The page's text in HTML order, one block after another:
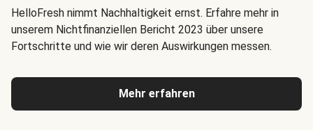
HelloFresh nimmt Nachhaltigkeit ernst. Erfahre mehr in
unserem Nichtfinanziellen Bericht 2023 über unsere
Fortschritte und wie wir deren Auswirkungen messen.
Mehr erfahren